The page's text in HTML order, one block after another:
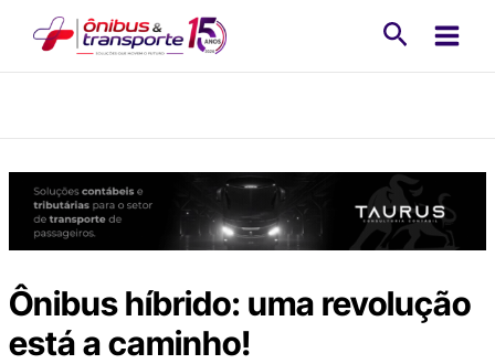
Ônibus híbrido: uma revolução
está a caminho!